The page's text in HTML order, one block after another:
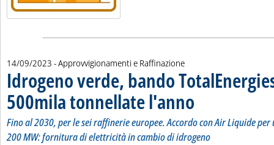
14/09/2023 - Approvvigionamenti e Raffinazione
Idrogeno verde, bando
500mila tonnellate l'anno . Sottotitolo: Fino al
. Pubblicata giovedì 14
Fino al 2030, per le sei raffinerie europee. Accordo con Air Liquide
200 MW: fornitura di elettricità in cambio di idrogeno